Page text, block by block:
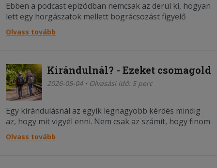
Ebben a podcast epizódban nemcsak az derül ki, hogyan
lett egy horgászatok mellett bográcsozást figyelő
srácból több százezres eléréssel rendelkező
tartalomgyártó, hanem az is, miért működik ennyire jól
Olvass tovább
Kirándulnál? - Ezeket csomagold
2026-05-04 • Olvasási idő: 5 perc
Egy kirándulásnál az egyik legnagyobb kérdés mindig
az, hogy mit vigyél enni. Nem csak az számít, hogy finom
legyen, hanem az is, hogy bírja az utat, ne romoljon meg
a táskában, és ne kelljen hűtőtáskát cipelned magaddal.
Olvass tovább